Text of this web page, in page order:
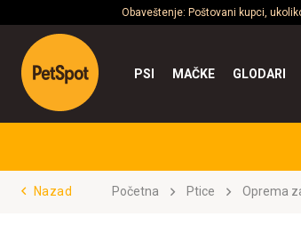
Obaveštenje: Poštovani kupci,
PSI MAČKE GLODARI
Nazad Početna Ptice Oprema